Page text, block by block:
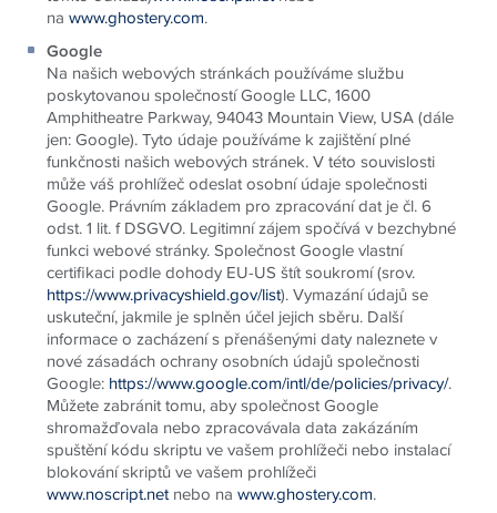
na www.ghostery.com.
Google
Na našich webových stránkách používáme službu
poskytovanou společností Google LLC, 1600
Amphitheatre Parkway, 94043 Mountain View, USA (dále
jen: Google). Tyto údaje používáme k zajištění plné
funkčnosti našich webových stránek. V této souvislosti
může váš prohlížeč odeslat osobní údaje společnosti
Google. Právním základem pro zpracování dat je čl. 6
odst. 1 lit. f DSGVO. Legitimní zájem spočívá v bezchybné
funkci webové stránky. Společnost Google vlastní
certifikaci podle dohody EU-US štít soukromí (srov.
https://www.privacyshield.gov/list). Vymazání údajů se
uskuteční, jakmile je splněn účel jejich sběru. Další
informace o zacházení s přenášenými daty naleznete v
nové zásadách ochrany osobních údajů společnosti
Google: https://www.google.com/intl/de/policies/privacy/.
Můžete zabránit tomu, aby společnost Google
shromažďovala nebo zpracovávala data zakázáním
spuštění kódu skriptu ve vašem prohlížeči nebo instalací
blokování skriptů ve vašem prohlížeči
www.noscript.netnebo na www.ghostery.com.